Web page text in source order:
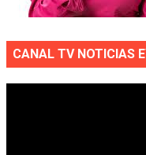
CANAL TV NOTICIAS